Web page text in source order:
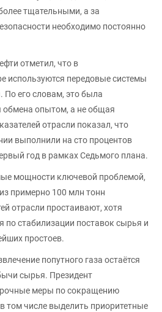
тщательными, а за
необходимо постоянно
отметил, что в
используются передовые системы
По его словам, это была
обмена опытом, а не общая
отрасли показал, что
выполнили на сто процентов
год в рамках Седьмого плана.
мощности ключевой проблемой,
примерно 100 млн тонн
отрасли простаивают, хотя
по стабилизации поставок сырья и
простоев.
попутного газа остаётся
сырья. Президент
меры по сокращению
том числе выделить приоритетные